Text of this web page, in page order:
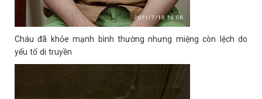
Cháu đã khỏe mạnh bình thường nhưng miệng còn lệch do
yếu tố di truyền